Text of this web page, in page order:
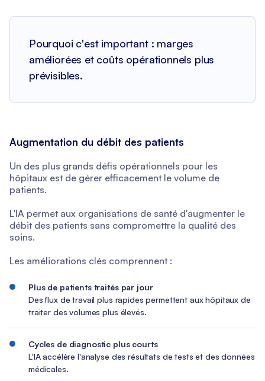
Pourquoi c'est important : marges
améliorées et coûts opérationnels plus
prévisibles.
Augmentation du débit des patients
Un des plus grands défis opérationnels pour les
hôpitaux est de gérer efficacement le volume de
patients.
L'IA permet aux organisations de santé d'augmenter le
débit des patients sans compromettre la qualité des
soins.
Les améliorations clés comprennent :
Plus de patients traités par jour
Des flux de travail plus rapides permettent aux hôpitaux de
traiter des volumes plus élevés.
Cycles de diagnostic plus courts
L'IA accélère l'analyse des résultats de tests et des données
médicales.